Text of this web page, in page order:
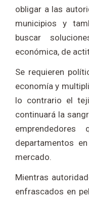
obligar a las
municipios y
buscar
económica, de
Se requieren
economía y
lo contrario el
continuará la
departamentos
mercado.
Mientras
enfrascados en